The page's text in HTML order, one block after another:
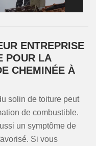
ENTREPRISE
POUR LA
CHEMINÉE À
solin de toiture peut
de combustible.
un symptôme de
Si vous